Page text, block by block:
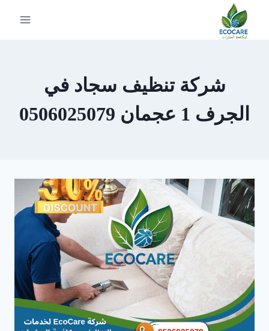
التجاوز
شركة تنظيف سجاد في
الجرف 1 عجمان 0506025079